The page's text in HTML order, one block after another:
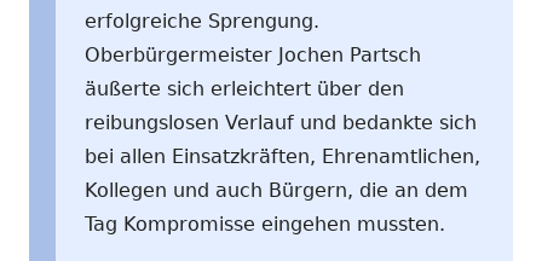
erfolgreiche Sprengung.
Oberbürgermeister Jochen Partsch
äußerte sich erleichtert über den
reibungslosen Verlauf und bedankte sich
bei allen Einsatzkräften, Ehrenamtlichen,
Kollegen und auch Bürgern, die an dem
Tag Kompromisse eingehen mussten.